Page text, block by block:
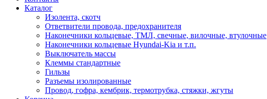
Каталог
Изолента, скотч
Ответвители провода, предохранителя
Наконечники кольцевые, ТМЛ, свечные, вилочные, втулочные
Наконечники кольцевые Hyundai-Kia и т.п.
Выключатель массы
Клеммы стандартные
Гильзы
Разъемы изолированные
Провод, гофра, кембрик, термотрубка, стяжки, жгуты